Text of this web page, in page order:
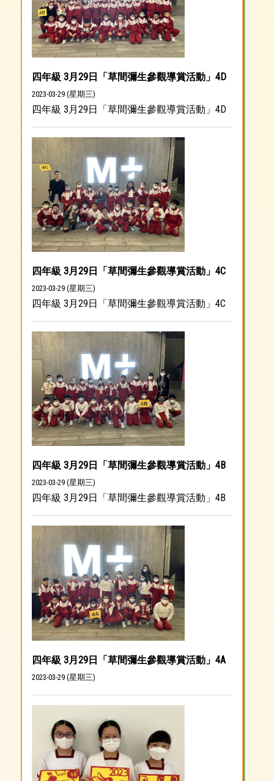
四年級 3月29日「草間彌生參觀導賞活動」4D
2023-03-29 (星期三)
四年級 3月29日「草間彌生參觀導賞活動」4D
四年級 3月29日「草間彌生參觀導賞活動」4C
2023-03-29 (星期三)
四年級 3月29日「草間彌生參觀導賞活動」4C
四年級 3月29日「草間彌生參觀導賞活動」4B
2023-03-29 (星期三)
四年級 3月29日「草間彌生參觀導賞活動」4B
四年級 3月29日「草間彌生參觀導賞活動」4A
2023-03-29 (星期三)